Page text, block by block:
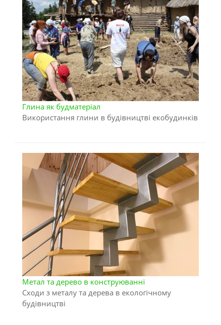
Глина як будматеріал
Використання глини в будівництві екобудинків
Метал та дерево в конструюванні
Сходи з металу та дерева в екологічному
будівництві